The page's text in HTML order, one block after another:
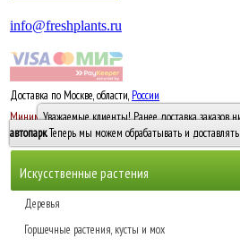
info@freshplants.ru
Доставка по Москве, области, России
Минимальный заказ -10 0005000 руб.
Уважаемые клиенты! Ранее доставка заказов
автопарк. Теперь мы можем обрабатывать и
Искусственные растения
Деревья
Бамбуки
Горшечные растения, кусты и мох